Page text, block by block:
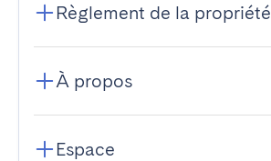
Règlement de la propriété
À propos
Espace